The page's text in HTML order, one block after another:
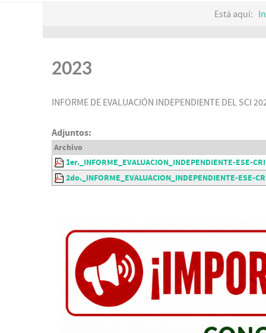
Está aquí:
2023
INFORME DE EVALUACIÓN INDEPENDIENTE DEL SCI
Adjuntos:
Archivo
1er._INFORME_EVALUACION_INDEPENDIENTE-ESE-
2do._INFORME_EVALUACION_INDEPENDIENTE-ESE-